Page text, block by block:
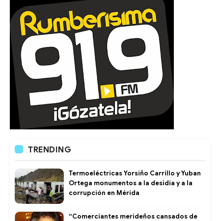
TRENDING
Termoeléctricas Yorsiño Carrillo y Yuban
Ortega monumentos a la desidia y a la
corrupción en Mérida
“Comerciantes merideños cansados de